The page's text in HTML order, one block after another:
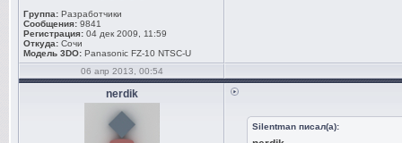
Группа: Разработчики
Сообщения: 9841
Регистрация: 04 дек 2009, 11:59
Откуда: Сочи
Модель 3DO: Panasonic FZ-10 NTSC-U
06 апр 2013, 00:54
nerdik
Silentman писал(а):